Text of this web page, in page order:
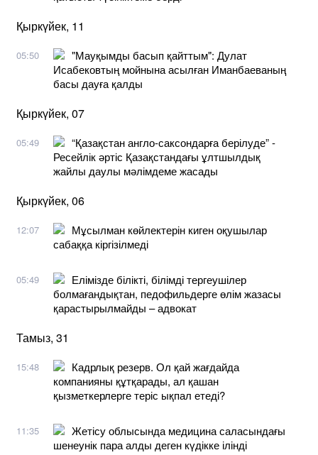
Қыркүйек, 11
05:50
"Мауқымды басып қайттым": Дулат
Исабековтың мойнына асылған Иманбаеваның
басы дауға қалды
Қыркүйек, 07
05:49
“Қазақстан англо-саксондарға берілуде” -
Ресейлік әртіс Қазақстандағы ұлтшылдық
жайлы даулы мәлімдеме жасады
Қыркүйек, 06
12:07
Мұсылман көйлектерін киген оқушылар
сабаққа кіргізілмеді
05:49
Елімізде білікті, білімді тергеушілер
болмағандықтан, педофильдерге өлім жазасы
қарастырылмайды – адвокат
Тамыз, 31
15:48
Кадрлық резерв. Ол қай жағдайда
компанияны құтқарады, ал қашан
қызметкерлерге теріс ықпал етеді?
11:35
Жетісу облысында медицина саласындағы
шенеунік пара алды деген күдікке ілінді